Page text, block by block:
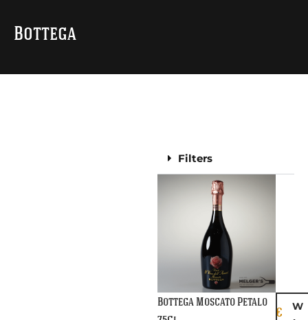
Bottega
Filters
Bottega Moscato Petalo
€
W